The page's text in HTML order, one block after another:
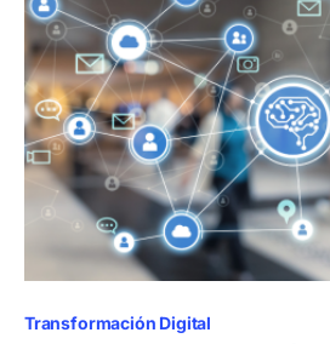
Transformación Digital